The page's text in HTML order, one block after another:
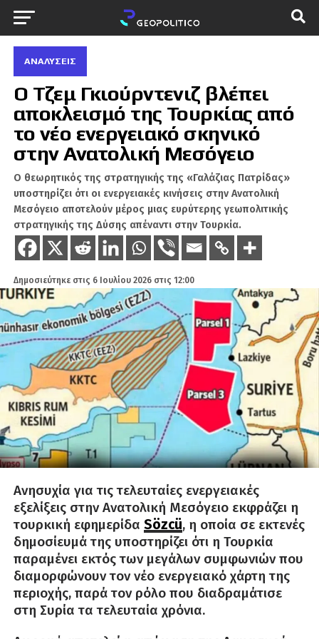
ΑΝΑΛΎΣΕΙΣ
Ο Τζεμ Γκιούρντενιζ βλέπει
αποκλεισμό της Τουρκίας από
το νέο ενεργειακό σκηνικό
στην Ανατολική Μεσόγειο
Ο θεωρητικός της στρατηγικής της «Γαλάζιας Πατρίδας»
υποστηρίζει ότι οι ενεργειακές κινήσεις στην Ανατολική
Μεσόγειο αποτελούν μέρος μιας ευρύτερης γεωπολιτικής
στρατηγικής της Δύσης απέναντι στην Τουρκία.
Δημοσιεύτηκε στις 6 Ιουλίου 2026 στις 12:00
Ανησυχία για τις τελευταίες ενεργειακές
εξελίξεις στην Ανατολική Μεσόγειο εκφράζει η
τουρκική εφημερίδα Sözcü, η οποία σε εκτενές
δημοσίευμά της υποστηρίζει ότι η Τουρκία
παραμένει εκτός των μεγάλων συμφωνιών που
διαμορφώνουν τον νέο ενεργειακό χάρτη της
περιοχής, παρά τον ρόλο που διαδραμάτισε
στη Συρία τα τελευταία χρόνια.